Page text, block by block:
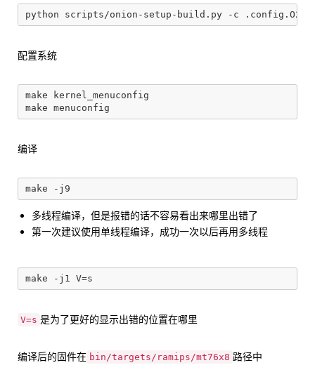
配置系统
make kernel_menuconfig
编译
多线程编译，但是报错的话不容易看出来哪里出错了
第一次建议使用单线程编译，成功一次以后再用多线程
V=s 是为了更好的显示出错的位置在哪里
编译后的固件在 bin/targets/ramips/mt76x8 路径中